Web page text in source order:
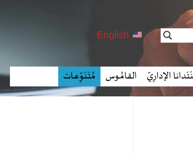
English
الإدارِيّ القامُـوس مُتَنَوِّعـات